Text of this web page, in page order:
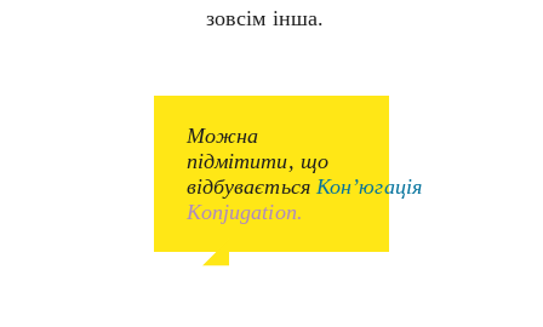
зовсім інша.
Можна
підмітити, що
відбувається Кон’югація
Konjugation.